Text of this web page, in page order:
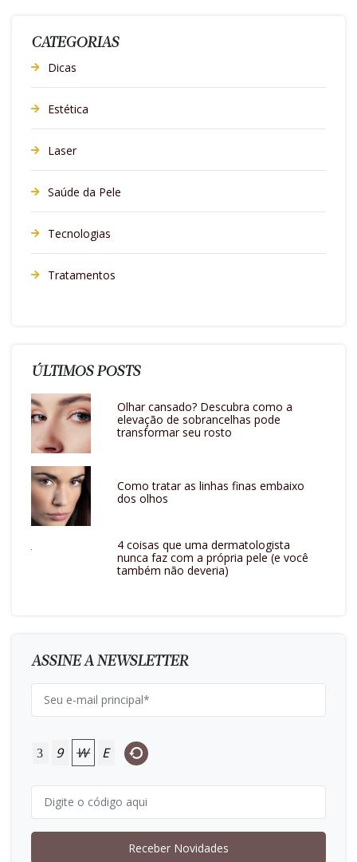
CATEGORIAS
Dicas
Estética
Laser
Saúde da Pele
Tecnologias
Tratamentos
ÚLTIMOS POSTS
Olhar cansado? Descubra como a
elevação de sobrancelhas pode
transformar seu rosto
Como tratar as linhas finas embaixo
dos olhos
4 coisas que uma dermatologista
nunca faz com a própria pele (e você
também não deveria)
ASSINE A NEWSLETTER
3 9 W E
Receber Novidades